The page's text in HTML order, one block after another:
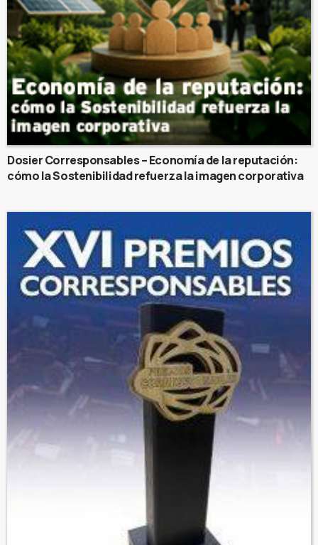
Dosier Corresponsables – Economía de la reputación:
cómo la Sostenibilidad refuerza la imagen corporativa